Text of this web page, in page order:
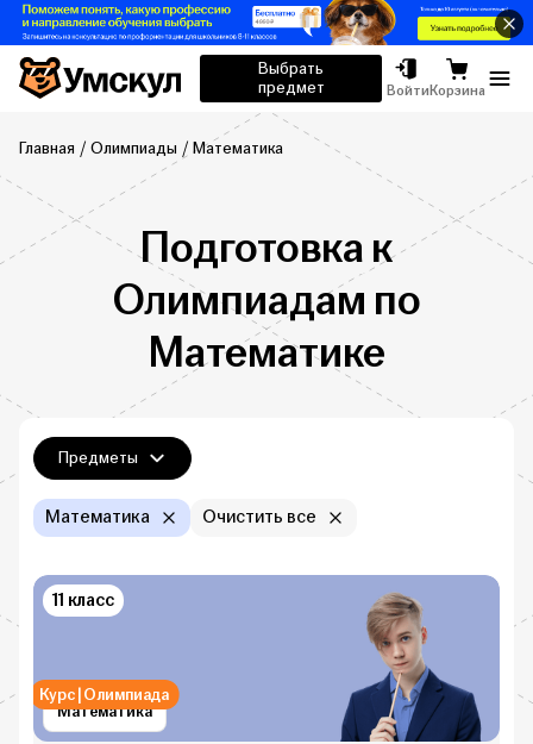
Умскул
Выбрать
предмет
Войти Корзина
Главная Олимпиады Математика
Подготовка к
Олимпиадам по
Математике
Фильтры
Предметы
Математика Очистить все
Математика
Курс | Олимпиада
11 класс